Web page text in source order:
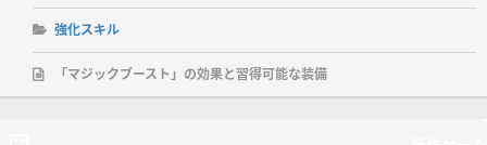
強化スキル
「マジックブースト」の効果と習得可能な装備